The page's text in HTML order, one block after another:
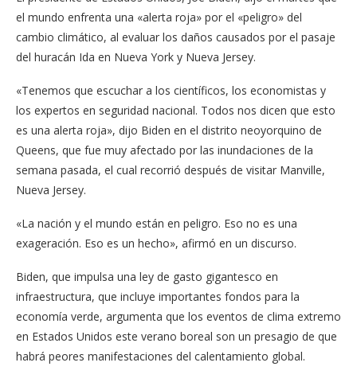
el mundo enfrenta una «alerta roja» por el «peligro» del
cambio climático, al evaluar los daños causados por el pasaje
del huracán Ida en Nueva York y Nueva Jersey.
«Tenemos que escuchar a los científicos, los economistas y
los expertos en seguridad nacional. Todos nos dicen que esto
es una alerta roja», dijo Biden en el distrito neoyorquino de
Queens, que fue muy afectado por las inundaciones de la
semana pasada, el cual recorrió después de visitar Manville,
Nueva Jersey.
«La nación y el mundo están en peligro. Eso no es una
exageración. Eso es un hecho», afirmó en un discurso.
Biden, que impulsa una ley de gasto gigantesco en
infraestructura, que incluye importantes fondos para la
economía verde, argumenta que los eventos de clima extremo
en Estados Unidos este verano boreal son un presagio de que
habrá peores manifestaciones del calentamiento global.